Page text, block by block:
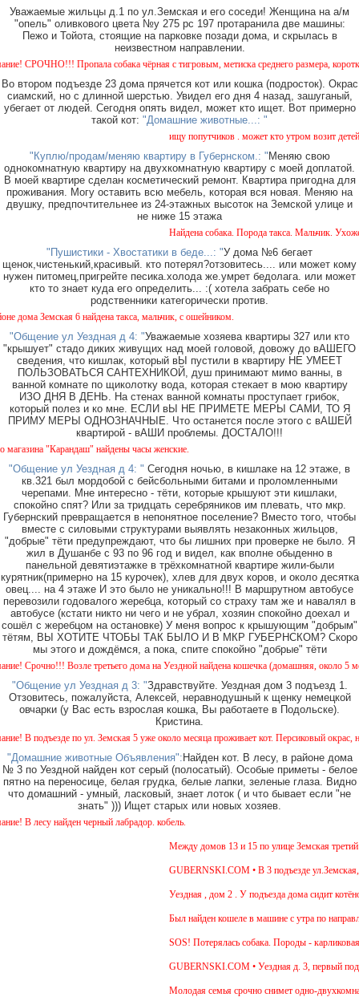
Уважаемые жильцы д.1 по ул.Земская и его соседи! Женщина на а/м
"опель" оливкового цвета №у 275 рс 197 протаранила две машины:
Пежо и Тойота, стоящие на парковке позади дома, и скрылась в
неизвестном направлении.
Пропала собака чёрная с тигровым, метиска среднего размера,
Во втором подъезде 23 дома прячется кот или кошка (подросток). Окрас
сиамский, но с длинной шерстью. Увидел его дня 4 назад, зашуганый,
убегает от людей. Сегодня опять видел, может кто ищет. Вот примерно
такой кот: "Домашние животные...: "
ищу попутчиков . может кто утром возит детей
"Куплю/продам/меняю квартиру в Губернском.: "Меняю свою
однокомнатную квартиру на двухкомнатную квартиру с моей доплатой.
В моей квартире сделан косметический ремонт. Квартира пригодна для
проживания. Могу оставить всю мебель, которая вся новая. Меняю на
двушку, предпочтительнее из 24-этажных высоток на Земской улице и
не ниже 15 этажа
Найдена собака. Порода такса. Мальчик.
"Пушистики - Хвостатики в беде...: "У дома №6 бегает
щенок,чистенький,красивый. кто потерял?отзовитесь.... или может кому
нужен питомец,пригрейте песика.холода же.умрет бедолага. или может
кто то знает куда его определить... :( хотела забрать себе но
родственники категорически против.
Земская 6 найдена такса, мальчик, с ошейником.
"Общение ул Уездная д 4: "Уважаемые хозяева квартиры 327 или кто
"крышует" стадо диких живущих над моей головой, довожу до вАШЕГО
сведения, что кишлак, который вЫ пустили в квартиру НЕ УМЕЕТ
ПОЛЬЗОВАТЬСЯ САНТЕХНИКОЙ, душ принимают мимо ванны, в
ванной комнате по щиколотку вода, которая стекает в мою квартиру
ИЗО ДНЯ В ДЕНЬ. На стенах ванной комнаты проступает грибок,
который полез и ко мне. ЕСЛИ вЫ НЕ ПРИМЕТЕ МЕРЫ САМИ, ТО Я
ПРИМУ МЕРЫ ОДНОЗНАЧНЫЕ. Что останется после этого с вАШЕЙ
квартирой - вАШИ проблемы. ДОСТАЛО!!!
"Карандаш" найдены часы женские.
"Общение ул Уездная д 4: " Сегодня ночью, в кишлаке на 12 этаже, в
кв.321 был мордобой с бейсбольными битами и проломленными
черепами. Мне интересно - тёти, которые крышуют эти кишлаки,
спокойно спят? Или за тридцать серебряников им плевать, что мкр.
Губернский превращается в непонятное поселение? Вместо того, чтобы
вместе с силовыми структурами выявлять незаконных жильцов,
"добрые" тёти предупреждают, что бы лишних при проверке не было. Я
жил в Душанбе с 93 по 96 год и видел, как вполне обыденно в
панельной девятиэтажке в трёхкомнатной квартире жили-были
курятник(примерно на 15 курочек), хлев для двух коров, и около десятка
овец.... на 4 этаже И это было не уникально!!! В маршрутном автобусе
перевозили годовалого жеребца, который со страху там же и навалял в
автобусе (кстати никто ни чего и не убрал, хозяин спокойно доехал и
сошёл с жеребцом на остановке) У меня вопрос к крышующим "добрым"
тётям, ВЫ ХОТИТЕ ЧТОБЫ ТАК БЫЛО И В МКР ГУБЕРНСКОМ? Скоро
мы этого и дождёмся, а пока, спите спокойно "добрые" тёти
Возле третьего дома на Уездной найдена кошечка (домашняя, около 5
"Общение ул Уездная д 3: "Здравствуйте. Уездная дом 3 подъезд 1.
Отзовитесь, пожалуйста, Алексей, неравнодушный к щенку немецкой
овчарки (у Вас есть взрослая кошка, Вы работаете в Подольске).
Кристина.
по ул. Земская 5 уже около месяца проживает кот. Персиковый окрас, не
"Домашние животные Объявления":Найден кот. В лесу, в районе дома
№ 3 по Уездной найден кот серый (полосатый). Особые приметы - белое
пятно на переносице, белая грудка, белые лапки, зеленые глаза. Видно
что домашний - умный, ласковый, знает лоток ( и что бывает если "не
знать" ))) Ищет старых или новых хозяев.
найден черный лабрадор. кобель.
Между домов 13 и 15 по улице Земская третий
GUBERNSKI.COM • В 3 подъезде ул.Земская,
Уездная , дом 2 . У подъезда дома сидит
Был найден кошеле в машине с утра по
SOS! Потерялась собака. Породы - карликовая
GUBERNSKI.COM • Уездная д. 3, первый
Молодая семья срочно снимет одно-